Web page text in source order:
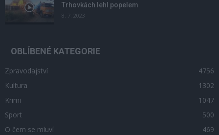
Trhovkách lehl popelem
8. 7. 2023
OBLÍBENÉ KATEGORIE
Zpravodajství
4756
Kultura
1302
Krimi
1047
Sport
500
O čem se mluví
469